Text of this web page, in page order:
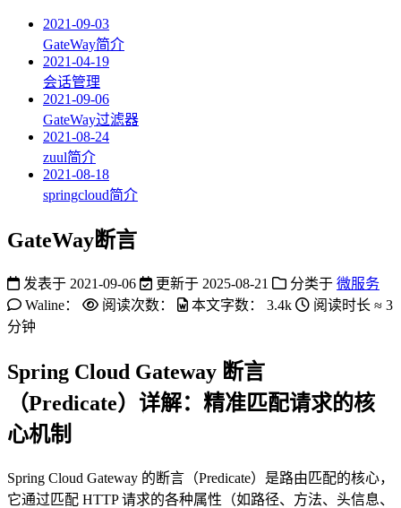
2021-09-03
GateWay简介
2021-04-19
会话管理
2021-09-06
GateWay过滤器
2021-08-24
zuul简介
2021-08-18
springcloud简介
GateWay断言
发表于 2021-09-06 更新于 2025-08-21 分类于 微服务
Waline：
阅读次数： 本文字数： 3.4k 阅读时长 ≈ 3
分钟
Spring Cloud Gateway 断言
（Predicate）详解：精准匹配请求的核
心机制
Spring Cloud Gateway 的断言（Predicate）是路由匹配的核心，
它通过匹配 HTTP 请求的各种属性（如路径、方法、头信息、